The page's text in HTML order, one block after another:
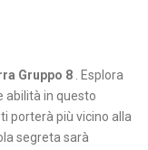
Gruppo 8 . Esplora
abilità in questo
porterà più vicino alla
segreta sarà